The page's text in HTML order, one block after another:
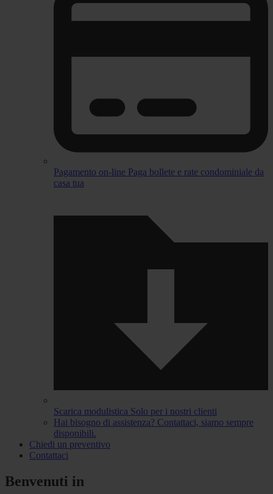
Pagamento on-line Paga bollete e rate condominiale da
casa tua
Scarica modulistica Solo per i nostri clienti
Hai bisogno di assistenza? Contattaci, siamo sempre
disponibili.
Chiedi un preventivo
Contattaci
Benvenuti in